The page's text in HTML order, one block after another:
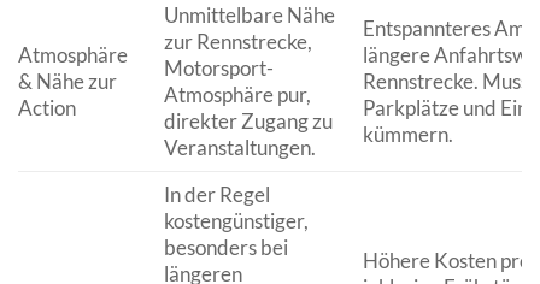
Atmosphäre
& Nähe zur
Action
Unmittelbare Nähe
zur Rennstrecke,
Motorsport-
Atmosphäre pur,
direkter Zugang zu
Veranstaltungen.
Entspannteres
längere
Rennstrecke. Muss
Parkplätze und
kümmern.
In der Regel
kostengünstiger,
besonders bei
längeren
Höhere Kosten pro